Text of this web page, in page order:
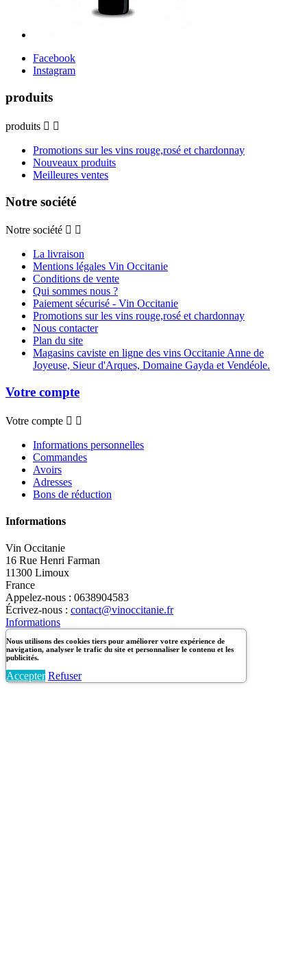
Facebook
Instagram
produits
produits  
Promotions sur les vins rouge,rosé et chardonnay
Nouveaux produits
Meilleures ventes
Notre société
Notre société  
La livraison
Mentions légales Vin Occitanie
Conditions de vente
Qui sommes nous ?
Paiement sécurisé - Vin Occitanie
Promotions sur les vins rouge,rosé et chardonnay
Nous contacter
Plan du site
Magasins caviste en ligne des vins Occitanie Anne de
Joyeuse, Sieur d'Arques, Domaine Gayda et Vendéole.
Votre compte
Votre compte  
Informations personnelles
Commandes
Avoirs
Adresses
Bons de réduction
Informations
Vin Occitanie
16 Rue Henri Farman
11300 Limoux
France
Appelez-nous : 0638904583
Écrivez-nous : contact@vinoccitanie.fr
Informations
Nous utilisons des cookies tiers pour améliorer votre expérience de
navigation, analyser le trafic du site et personnaliser le contenu et les
publicités.
Accepter Refuser